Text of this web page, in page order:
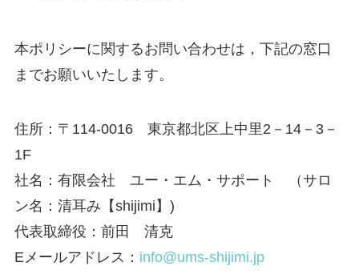
本ポリシーに関するお問い合わせは，下記の窓口
までお願いいたします。
住所：〒114-0016 東京都北区上中里2－14－3－
1F
社名：有限会社 ユー・エム・サポート （サロ
ン名：清耳み【shijimi】)
代表取締役：前田 清克
Eメールアドレス： info@ums-shijimi.jp